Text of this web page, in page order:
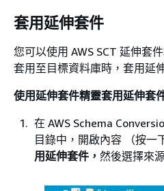
套用延伸套件
您可以使用 AWS SCT 延伸套
套用至目標資料庫時，套用延
使用延伸套件精靈套用延伸套
在 AWS Schema
目錄中，開啟內容 （按一
用延伸套件， 然後選擇來